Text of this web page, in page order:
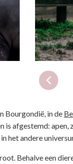
Bourgondië, in de
is afgestemd:
het andere
Behalve een